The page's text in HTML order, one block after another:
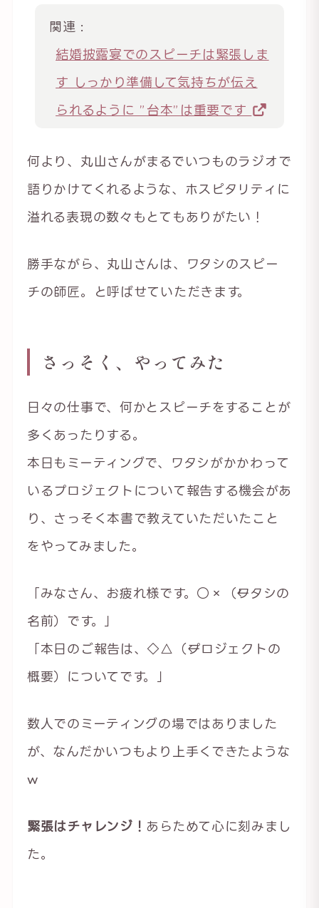
関連 :
結婚披露宴でのスピーチは緊張しま
す しっかり準備して気持ちが伝え
られるように ”台本”は重要です
何より、丸山さんがまるでいつものラジオで
語りかけてくれるような、ホスピタリティに
溢れる表現の数々もとてもありがたい！
勝手ながら、丸山さんは、ワタシのスピー
チの師匠。と呼ばせていただきます。
さっそく、やってみた
日々の仕事で、何かとスピーチをすることが
多くあったりする。
本日もミーティングで、ワタシがかかわって
いるプロジェクトについて報告する機会があ
り、さっそく本書で教えていただいたこと
をやってみました。
「みなさん、お疲れ様です。○×（←ワタシの
名前）です。」
「本日のご報告は、◇△（←プロジェクトの
概要）についてです。」
数人でのミーティングの場ではありました
が、なんだかいつもより上手くできたような
w
緊張はチャレンジ！ あらためて心に刻みまし
た。